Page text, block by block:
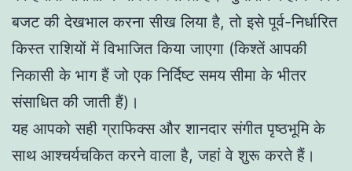
बजट की देखभाल करना सीख लिया है, तो इसे पूर्व-निर्धारित
किस्त राशियों में विभाजित किया जाएगा (किश्तें आपकी
निकासी के भाग हैं जो एक निर्दिष्ट समय सीमा के भीतर
संसाधित की जाती हैं)।
यह आपको सही ग्राफिक्स और शानदार संगीत पृष्ठभूमि के
साथ आश्चर्यचकित करने वाला है, जहां वे शुरू करते हैं।